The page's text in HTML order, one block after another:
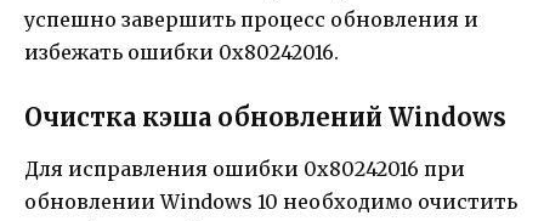
успешно завершить процесс обновления и
избежать ошибки 0x80242016.
Очистка кэша обновлений Windows
Для исправления ошибки 0x80242016 при
обновлении Windows 10 необходимо очистить